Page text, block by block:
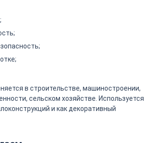
в строительстве, машиностроении,
сельском хозяйстве. Используется
и как декоративный